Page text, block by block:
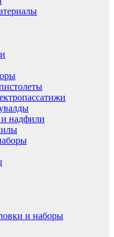
надфили
и наборы